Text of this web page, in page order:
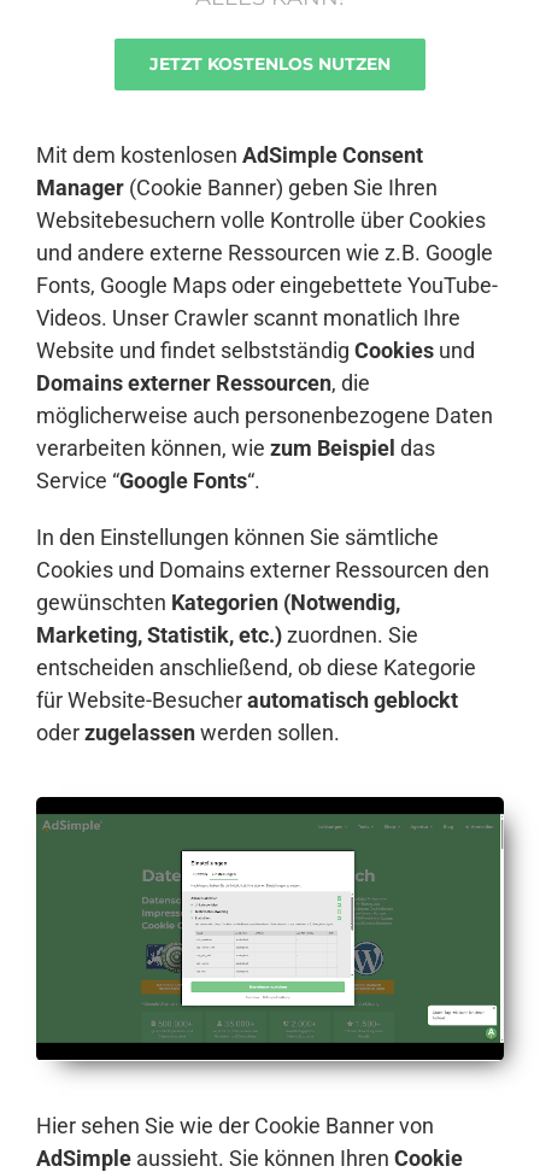
JETZT KOSTENLOS NUTZEN
Mit dem kostenlosen AdSimple Consent
Manager (Cookie Banner) geben Sie Ihren
Websitebesuchern volle Kontrolle über Cookies
und andere externe Ressourcen wie z.B. Google
Fonts, Google Maps oder eingebettete YouTube-
Videos. Unser Crawler scannt monatlich Ihre
Website und findet selbstständig Cookies und
Domains externer Ressourcen, die
möglicherweise auch personenbezogene Daten
verarbeiten können, wie zum Beispiel das
Service “Google Fonts“.
In den Einstellungen können Sie sämtliche
Cookies und Domains externer Ressourcen den
gewünschten Kategorien (Notwendig,
Marketing, Statistik, etc.)zuordnen. Sie
entscheiden anschließend, ob diese Kategorie
für Website-Besucherautomatisch geblockt
oderzugelassenwerden sollen.
Hier sehen Sie wie der Cookie Banner von
AdSimple aussieht. Sie können Ihren Cookie